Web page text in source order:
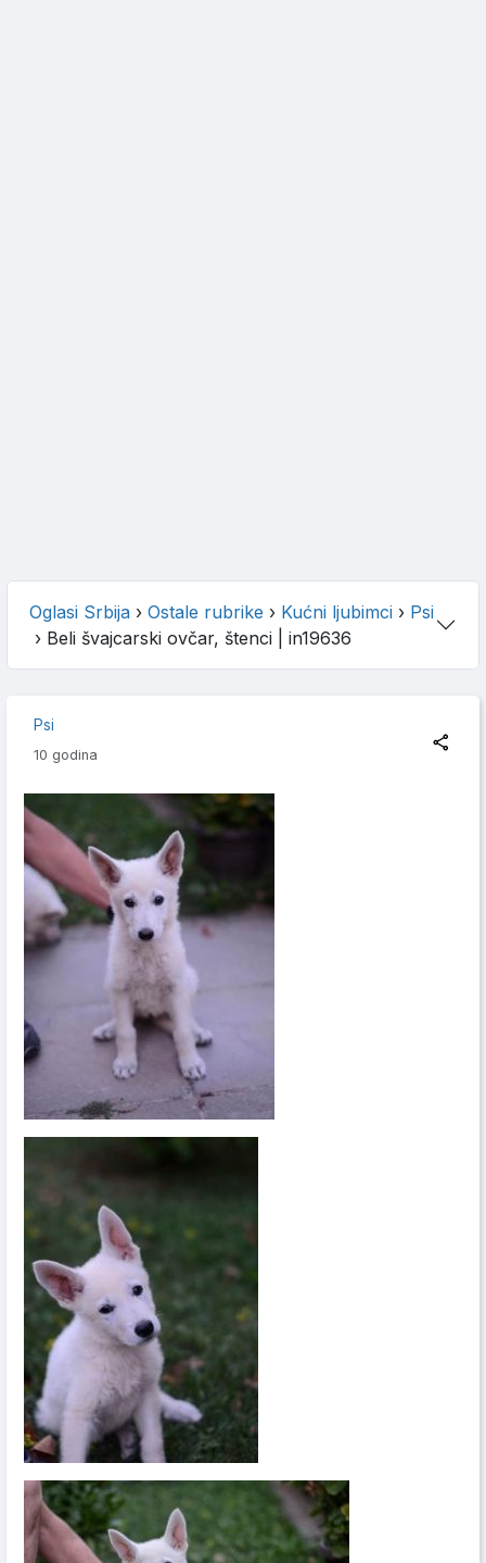
Oglasi Srbija › Ostale rubrike › Kućni ljubimci › Psi
› Beli švajcarski ovčar, štenci | in19636
Psi
10 godina